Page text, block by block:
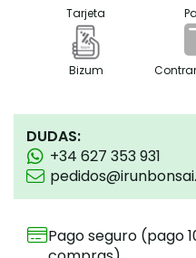
Tarjeta
Bizum
DUDAS:
+34 627 353 931
Pago seguro (pago